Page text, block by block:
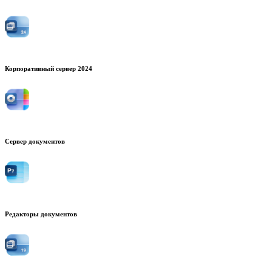
Корпоративный сервер 2024
Сервер документов
Редакторы документов